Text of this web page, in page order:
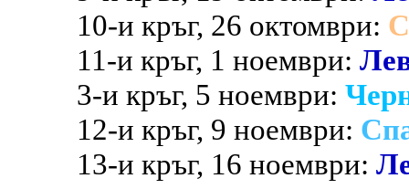
10-и кръг, 26 октомври:
11-и кръг, 1 ноември:
3-и кръг, 5 ноември:
12-и кръг, 9 ноември:
13-и кръг, 16 ноември: